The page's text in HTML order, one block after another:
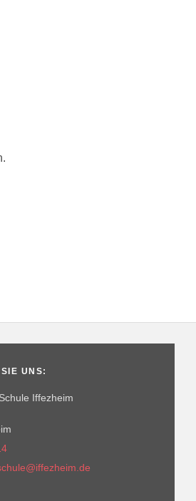
UNS:
Iffezheim